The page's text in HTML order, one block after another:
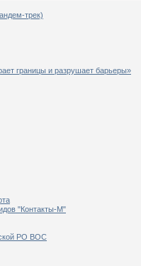
трек)
границы и разрушает барьеры»
"Контакты-М"
РО ВОС